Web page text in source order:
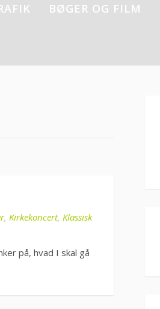
BØGER OG FILM
, Kirkekoncert, Klassisk
på, hvad I skal gå